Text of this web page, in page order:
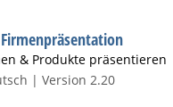
& Produkte präsentieren
| Version 2.20